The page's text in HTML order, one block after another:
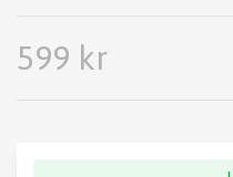
599 kr